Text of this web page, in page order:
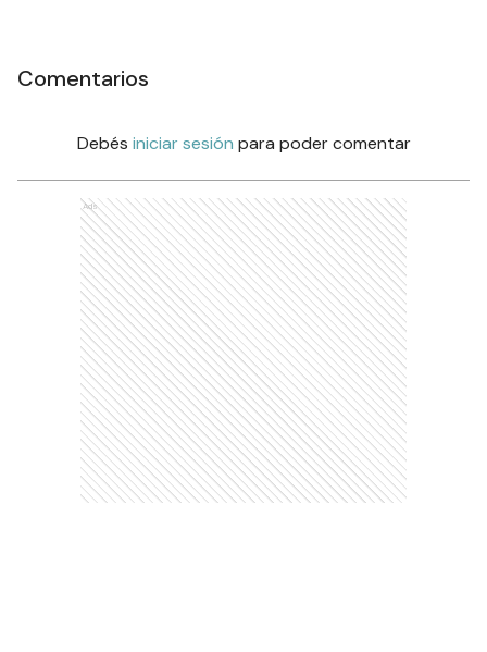
Comentarios
Debés iniciar sesión para poder comentar
Ads